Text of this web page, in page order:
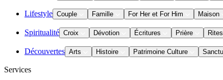
Lifestyle Couple Famille For Her et For Him Maison
Spiritualité Croix Dévotion Écritures Prière Rites
Découvertes Arts Histoire Patrimoine Culture
Services